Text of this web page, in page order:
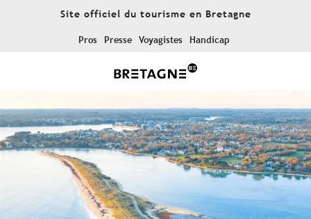
Site officiel du tourisme en Bretagne
Pros Presse Voyagistes Handicap